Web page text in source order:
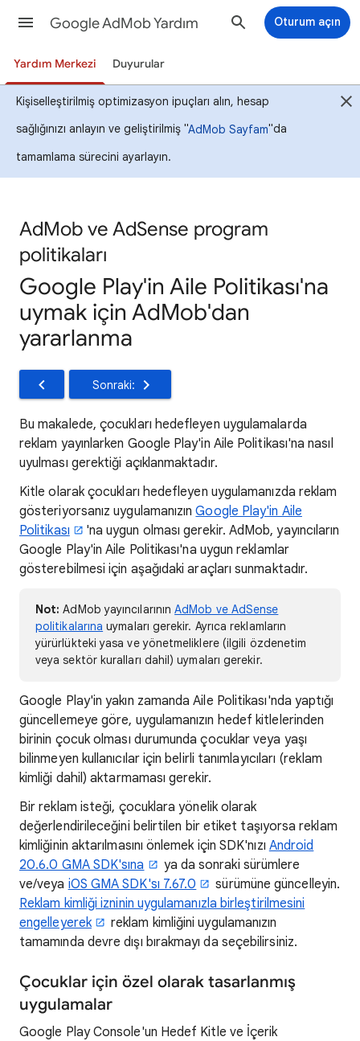
Google AdMob Yardım Oturum açın
Yardım Merkezi Duyurular
Kişiselleştirilmiş optimizasyon ipuçları alın, hesap
sağlığınızı anlayın ve geliştirilmiş "AdMob Sayfam"da
tamamlama sürecini ayarlayın.
AdMob ve AdSense program
politikaları
Google Play'in Aile Politikası'na
uymak için AdMob'dan
yararlanma
Sonraki:
Bu makalede, çocukları hedefleyen uygulamalarda
reklam yayınlarken Google Play'in Aile Politikası'na nasıl
uyulması gerektiği açıklanmaktadır.
Kitle olarak çocukları hedefleyen uygulamanızda reklam
gösteriyorsanız uygulamanızınGoogle Play'in Aile
Politikası
'na uygun olması gerekir. AdMob, yayıncıların
Google Play'in Aile Politikası'na uygun reklamlar
gösterebilmesi için aşağıdaki araçları sunmaktadır.
Not: AdMob yayıncılarınınAdMob ve AdSense
politikalarına uymaları gerekir. Ayrıca reklamların
yürürlükteki yasa ve yönetmeliklere (ilgili özdenetim
veya sektör kuralları dahil) uymaları gerekir.
Google Play'in yakın zamanda Aile Politikası'nda yaptığı
güncellemeye göre, uygulamanızın hedef kitlelerinden
birinin çocuk olması durumunda çocuklar veya yaşı
bilinmeyen kullanıcılar için belirli tanımlayıcıları (reklam
kimliği dahil) aktarmaması gerekir.
Bir reklam isteği, çocuklara yönelik olarak
değerlendirileceğini belirtilen bir etiket taşıyorsa reklam
kimliğinin aktarılmasını önlemek için SDK'nızı Android
20.6.0 GMA SDK'sına
ya da sonraki sürümlere
ve/veya iOS GMA SDK'sı 7.67.0
sürümüne güncelleyin.
Reklam kimliği izninin uygulamanızla birleştirilmesini
engelleyerek
reklam kimliğini uygulamanızın
tamamında devre dışı bırakmayı da seçebilirsiniz.
Çocuklar için özel olarak tasarlanmış
uygulamalar
Google Play Console'un Hedef Kitle ve İçerik